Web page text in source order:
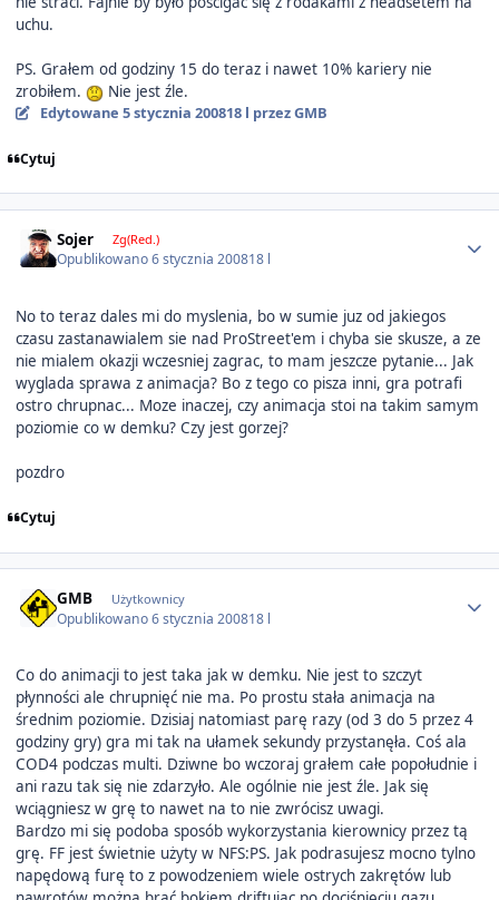
uchu.
PS. Grałem od godziny 15 do teraz i nawet 10% kariery nie
zrobiłem.
Nie jest źle.
Edytowane 5 stycznia 200818 l przez GMB
Cytuj
Sojer Zg(Red.)
Opublikowano6 stycznia 200818 l
No to teraz dales mi do myslenia, bo w sumie juz od jakiegos
czasu zastanawialem sie nad ProStreet'em i chyba sie skusze, a ze
nie mialem okazji wczesniej zagrac, to mam jeszcze pytanie... Jak
wyglada sprawa z animacja? Bo z tego co pisza inni, gra potrafi
ostro chrupnac... Moze inaczej, czy animacja stoi na takim samym
poziomie co w demku? Czy jest gorzej?
pozdro
Cytuj
GMB Użytkownicy
Opublikowano6 stycznia 200818 l
Co do animacji to jest taka jak w demku. Nie jest to szczyt
płynności ale chrupnięć nie ma. Po prostu stała animacja na
średnim poziomie. Dzisiaj natomiast parę razy (od 3 do 5 przez 4
godziny gry) gra mi tak na ułamek sekundy przystanęła. Coś ala
COD4 podczas multi. Dziwne bo wczoraj grałem całe popołudnie i
ani razu tak się nie zdarzyło. Ale ogólnie nie jest źle. Jak się
wciągniesz w grę to nawet na to nie zwrócisz uwagi.
Bardzo mi się podoba sposób wykorzystania kierownicy przez tą
grę. FF jest świetnie użyty w NFS:PS. Jak podrasujesz mocno tylno
napędową furę to z powodzeniem wiele ostrych zakrętów lub